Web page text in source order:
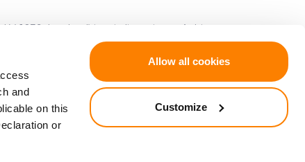
and
on this
or
Allow all cookies
Customize
1039, Lettland) ist ein lizenzierter Anbieter
Bank von Lettland (Latvijas Banka,
die gemäß der Richtlinie 2014/49/EU des
gedeckt, die gemäß der